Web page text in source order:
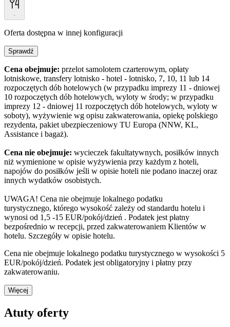
-
Oferta dostępna w innej konfiguracji
Sprawdź
Cena obejmuje: przelot samolotem czarterowym, opłaty
lotniskowe, transfery lotnisko - hotel - lotnisko, 7, 10, 11 lub 14
rozpoczętych dób hotelowych (w przypadku imprezy 11 - dniowej
10 rozpoczętych dób hotelowych, wyloty w środy; w przypadku
imprezy 12 - dniowej 11 rozpoczętych dób hotelowych, wyloty w
soboty), wyżywienie wg opisu zakwaterowania, opiekę polskiego
rezydenta, pakiet ubezpieczeniowy TU Europa (NNW, KL,
Assistance i bagaż).
Cena nie obejmuje: wycieczek fakultatywnych, posiłków innych
niż wymienione w opisie wyżywienia przy każdym z hoteli,
napojów do posiłków jeśli w opisie hoteli nie podano inaczej oraz
innych wydatków osobistych.
UWAGA! Cena nie obejmuje lokalnego podatku
turystycznego, którego wysokość zależy od standardu hotelu i
wynosi od 1,5 -15 EUR/pokój/dzień . Podatek jest płatny
bezpośrednio w recepcji, przed zakwaterowaniem Klientów w
hotelu. Szczegóły w opisie hotelu.
Cena nie obejmuje lokalnego podatku turystycznego w wysokości 5
EUR/pokój/dzień. Podatek jest obligatoryjny i płatny przy
zakwaterowaniu.
Więcej
Atuty oferty